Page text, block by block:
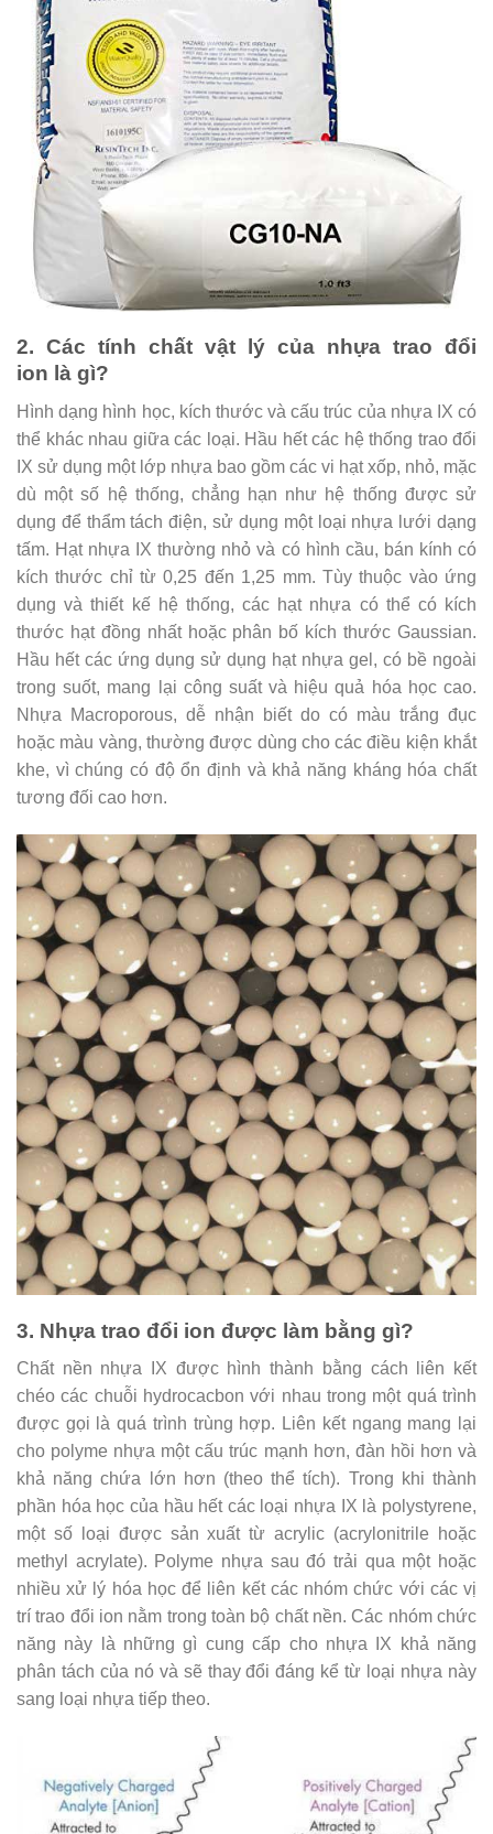
2. Các tính chất vật lý của nhựa trao đổi
ion là gì?
Hình dạng hình học, kích thước và cấu trúc của nhựa IX có
thể khác nhau giữa các loại. Hầu hết các hệ thống trao đổi
IX sử dụng một lớp nhựa bao gồm các vi hạt xốp, nhỏ, mặc
dù một số hệ thống, chẳng hạn như hệ thống được sử
dụng để thẩm tách điện, sử dụng một loại nhựa lưới dạng
tấm. Hạt nhựa IX thường nhỏ và có hình cầu, bán kính có
kích thước chỉ từ 0,25 đến 1,25 mm. Tùy thuộc vào ứng
dụng và thiết kế hệ thống, các hạt nhựa có thể có kích
thước hạt đồng nhất hoặc phân bố kích thước Gaussian.
Hầu hết các ứng dụng sử dụng hạt nhựa gel, có bề ngoài
trong suốt, mang lại công suất và hiệu quả hóa học cao.
Nhựa Macroporous, dễ nhận biết do có màu trắng đục
hoặc màu vàng, thường được dùng cho các điều kiện khắt
khe, vì chúng có độ ổn định và khả năng kháng hóa chất
tương đối cao hơn.
3. Nhựa trao đổi ion được làm bằng gì?
Chất nền nhựa IX được hình thành bằng cách liên kết
chéo các chuỗi hydrocacbon với nhau trong một quá trình
được gọi là quá trình trùng hợp. Liên kết ngang mang lại
cho polyme nhựa một cấu trúc mạnh hơn, đàn hồi hơn và
khả năng chứa lớn hơn (theo thể tích). Trong khi thành
phần hóa học của hầu hết các loại nhựa IX là polystyrene,
một số loại được sản xuất từ ​​acrylic (acrylonitrile hoặc
methyl acrylate). Polyme nhựa sau đó trải qua một hoặc
nhiều xử lý hóa học để liên kết các nhóm chức với các vị
trí trao đổi ion nằm trong toàn bộ chất nền. Các nhóm chức
năng này là những gì cung cấp cho nhựa IX khả năng
phân tách của nó và sẽ thay đổi đáng kể từ loại nhựa này
sang loại nhựa tiếp theo.